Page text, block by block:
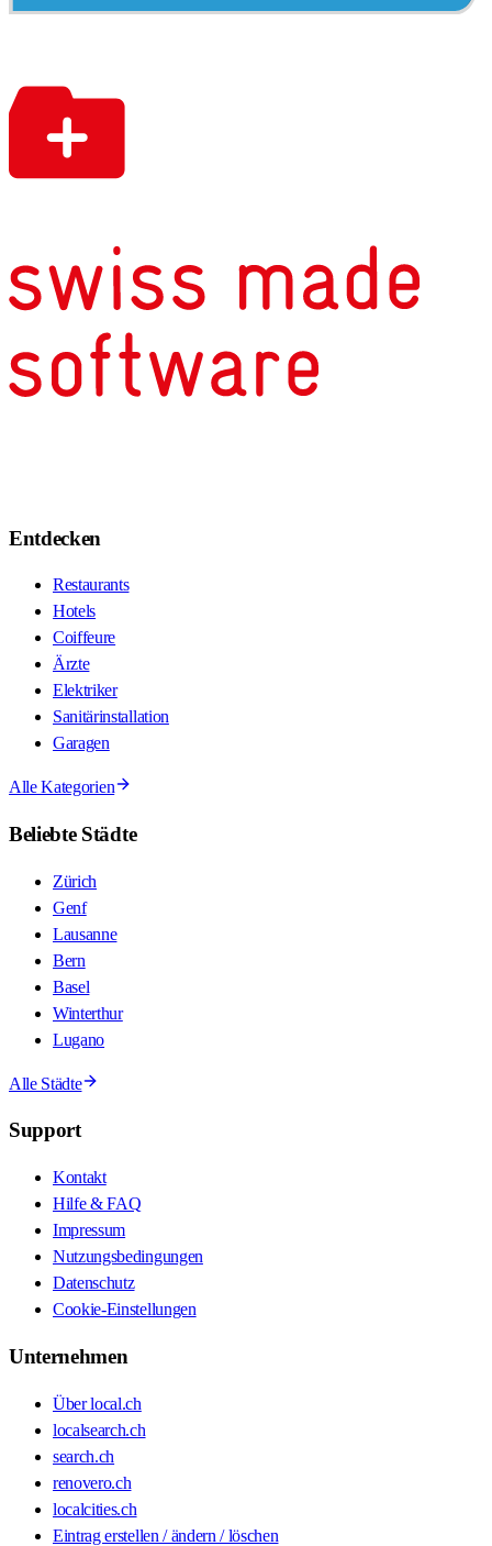
Entdecken
Restaurants
Hotels
Coiffeure
Ärzte
Elektriker
Sanitärinstallation
Garagen
Alle Kategorien
Beliebte Städte
Zürich
Genf
Lausanne
Bern
Basel
Winterthur
Lugano
Alle Städte
Support
Kontakt
Hilfe & FAQ
Impressum
Nutzungsbedingungen
Datenschutz
Cookie-Einstellungen
Unternehmen
Über local.ch
localsearch.ch
search.ch
renovero.ch
localcities.ch
Eintrag erstellen / ändern / löschen